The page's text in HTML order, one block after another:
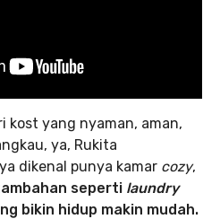
kost yang nyaman, aman,
ya, Rukita
dikenal punya kamar cozy,
seperti laundry
bikin hidup makin mudah.